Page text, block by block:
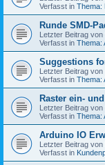
Verfasst in Thema:
Runde SMD-
Letzter Beitrag von
Verfasst in Thema:
Suggestions
Letzter Beitrag von
Verfasst in Thema:
Raster ein-
Letzter Beitrag von
Verfasst in Thema:
Arduino IO
Letzter Beitrag von
Verfasst in